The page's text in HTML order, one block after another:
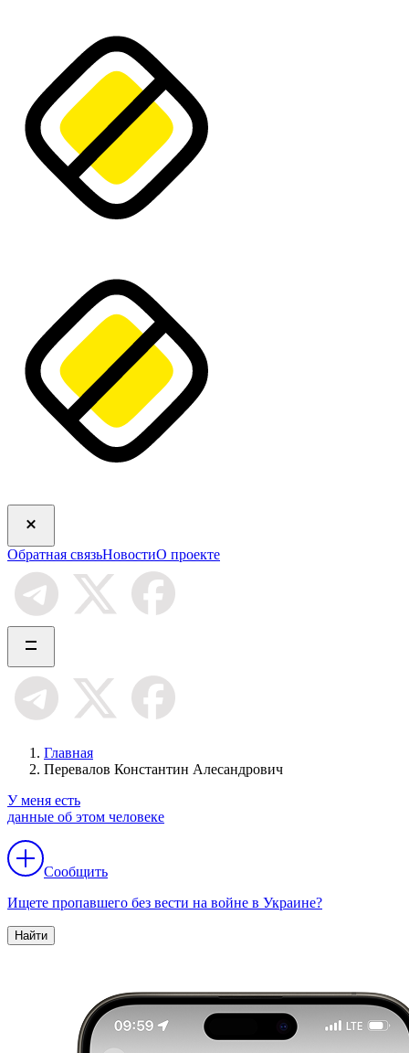
Обратная связьНовостиО проекте
Главная
Перевалов Константин Алесандрович
У меня есть
данные об этом человеке
Сообщить
Ищете пропавшего без вести на войне в Украине?
Найти